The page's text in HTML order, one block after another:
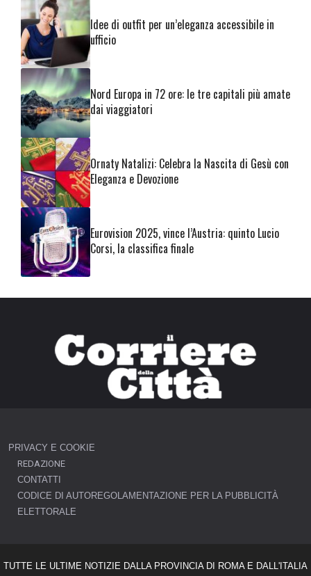
Idee di outfit per un’eleganza accessibile in
ufficio
Nord Europa in 72 ore: le tre capitali più amate
dai viaggiatori
Ornaty Natalizi: Celebra la Nascita di Gesù con
Eleganza e Devozione
Eurovision 2025, vince l’Austria: quinto Lucio
Corsi, la classifica finale
PRIVACY E COOKIE
REDAZIONE
CONTATTI
CODICE DI AUTOREGOLAMENTAZIONE PER LA PUBBLICITÀ
ELETTORALE
TUTTE LE ULTIME NOTIZIE DALLA PROVINCIA DI ROMA E DALL'ITALIA